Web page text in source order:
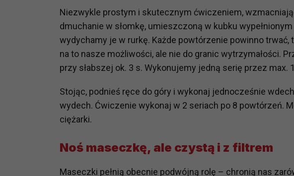
Niezwykle prostym i skutecznym ćwiczeniem,
dmuchanie w słomkę, umieszczoną w kubku
wydychamy je w rurkę. Każde powtórzenie powinno trwać,
na to nasze możliwości, ale nie do granic wytrzymałości.
przy słabszej ok. 3 s. Wykonujemy jedną serię przez max.
Stojąc, podnieś ręce do góry i wykonaj jednocześnie
wydech. Ćwiczenie wykonaj w 2 seriach po 8 powtórzeń.
ciężarki.
Noś maseczkę, ale czystą i z filtrem
Maseczki pełnią obecnie podwójną rolę – chronią nas